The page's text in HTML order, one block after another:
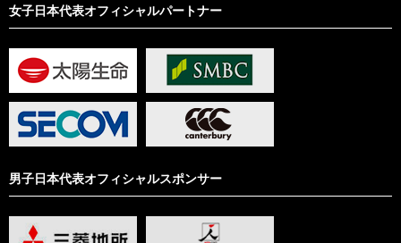
女子日本代表オフィシャルパートナー
男子日本代表オフィシャルスポンサー